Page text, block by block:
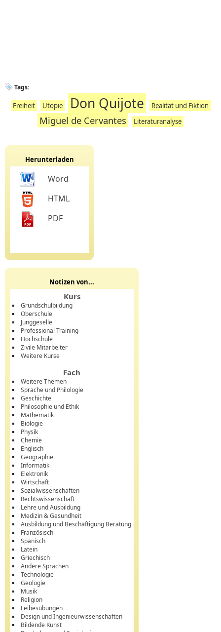
Tags:
Freiheit Utopie Don Quijote Realität und Fiktion
Miguel de Cervantes Literaturanalyse
Herunterladen
Word
HTML
PDF
Notizen von...
Kurs
Grundschulbildung
Oberschule
Junggeselle
Professional Training
Hochschule
Zivile Mitarbeiter
Weitere Kurse
Fach
Weitere Themen
Sprache und Philologie
Geschichte
Philosophie und Ethik
Mathematik
Biologie
Physik
Chemie
Englisch
Geographie
Informatik
Elektronik
Wirtschaft
Sozialwissenschaften
Rechtswissenschaft
Lehre und Ausbildung
Medizin & Gesundheit
Ausbildung und Beschäftigung Beratung
Französisch
Spanisch
Latein
Griechisch
Andere Sprachen
Technologie
Geologie
Musik
Religion
Leibesübungen
Design und Ingenieurwissenschaften
Bildende Kunst